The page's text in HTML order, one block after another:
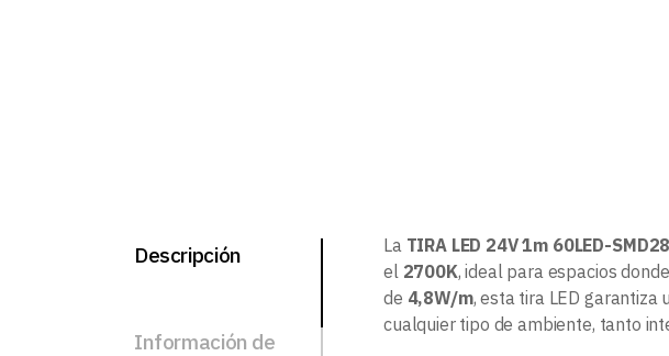
Descripción
Información de
La TIRA LED 24V 1m 60LED-
el 2700K, ideal para espacios
de 4,8W/m, esta tira LED garantiza
cualquier tipo de ambiente, tanto